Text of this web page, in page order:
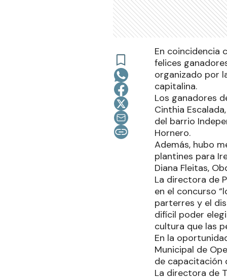
En coincidencia
felices
organizado por
capitalina.
Los ganadores
Cinthia
del barrio
Hornero.
Además, hubo
plantines para
Diana Fleitas,
La directora de
en el concurso
parterres y el
difícil poder
cultura que las
En la
Municipal de
de capacitación
La directora de